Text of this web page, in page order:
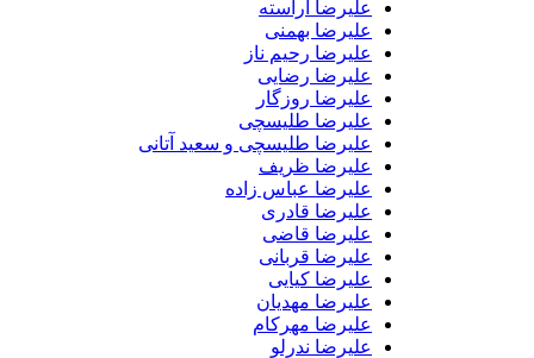
علیرضا آراسته
علیرضا بهمنی
علیرضا رحیم ناز
علیرضا رضایی
علیرضا روزگار
علیرضا طلیسچی
علیرضا طلیسچی و سعید آتانی
علیرضا ظریف
علیرضا عباس زاده
علیرضا قادری
علیرضا قاضی
علیرضا قربانی
علیرضا کیایی
علیرضا مهدیان
علیرضا مهرکام
علیرضا ندرلو